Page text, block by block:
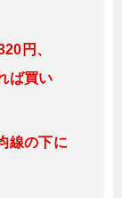
円、
ば買い
線の下に